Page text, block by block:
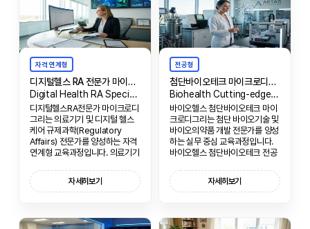
자격 연계형
디지털헬스 RA 전문가 마이크로디그리
Digital Health RA Specialist Micro-Degree
디지털헬스RA전문가 마이크로디
그리는 의료기기 및 디지털 헬스
케어 규제과학(Regulatory
Affairs) 전문가를 양성하는 자격
연계형 교육과정입니다. 의료기기
학 전반에 대한 전문 지식을 습득
하여 RA 전문가로서의 실무 역량
자세히보기
전공형
첨단바이오테크 마이크로디그리
Biohealth Cutting-edge Biotech Micro-Degree
바이오헬스 첨단바이오테크 마이
크로디그리는 첨단 바이오기술 및
바이오의약품 개발 전문가를 양성
하는 실무 중심 교육과정입니다.
바이오헬스 첨단바이오테크 전공
의약품 개발, 생산, 품질관리에 필
요한 실무 능력을 함양합니다.
자세히보기